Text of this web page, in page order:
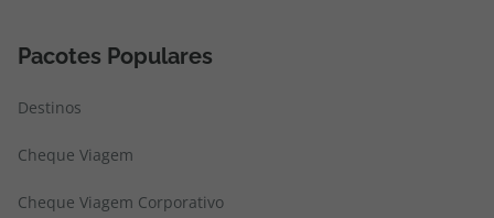
Pacotes Populares
Destinos
Cheque Viagem
Cheque Viagem Corporativo